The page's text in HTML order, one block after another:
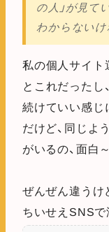
の人」が見て
わからないけ
私の個人サイト
とこれだったし
続けていい感じ
だけど、同じよ
がいるの、面白
ぜんぜん違うけ
ちいせえSNS